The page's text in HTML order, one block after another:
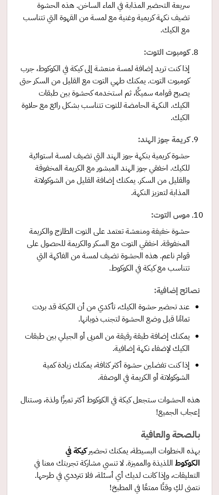
سريعة التحضير المذابة في الماء الساخن. هذه الحشوة
تضيف نكهة كريمية وغنية مع لمسة من القهوة التي تتناسب
مع الكيك.
كومبوت التوت:
إذا كنت تريد إضافة لمسة منعشة إلى كيكة في الكوكوط، جرب
كومبوت التوت. يمكنك طهي التوت مع القليل من السكر حتى
يصبح قوامه سميكًا، ثم استخدمه كحشوة بين طبقات
الكيك. النكهة الحامضة للتوت تتناسب بشكل رائع مع حلاوة
الكيك.
كريمة جوز الهند:
حشوة كريمية بنكهة جوز الهند التي تضيف لمسة استوائية
للكيك. اخفقي جوز الهند المبشور مع الكريمة المخفوقة
والقليل من السكر. يمكنك إضافة القليل من الشوكولاتة
المذابة لتعزيز النكهة.
موس التوت:
حشوة خفيفة ومنعشة تعتمد على التوت الطازج والكريمة
المخفوقة. اخفقي التوت مع السكر والكريمة للحصول على
قوام ناعم. هذه الحشوة تضيف لمسة من الفاكهة التي
تتناسب مع كيكة في الكوكوط.
نصائح إضافية:
عند تحضير حشوة الكيك، تأكدي من أن الكيكة قد بردت
تمامًا قبل وضع الحشوة لتجنب ذوبانها.
يمكنك إضافة طبقة رقيقة من المربى أو الجيلي بين طبقات
الكيك لإضفاء نكهة إضافية.
إذا كنت تفضلين حشوة أكثر كثافة، يمكنك زيادة كمية
الشوكولاتة أو الكريمة في الوصفة.
هذه الحشوات ستجعل كيكة في الكوكوط أكثر تميزًا ولذة، وستنال
إعجاب الجميع!
بالصحة والعافية
بهذه الخطوات البسيطة، يمكنك تحضيركيكة في
الكوكوط اللذيذة والمميزة. لا تنسي مشاركة تجربتك معنا في
التعليقات، وإذا كانت لديك أي أسئلة، فلا تترددي في طرحها.
نتمنى لكِ وقتًا ممتعًا في المطبخ!